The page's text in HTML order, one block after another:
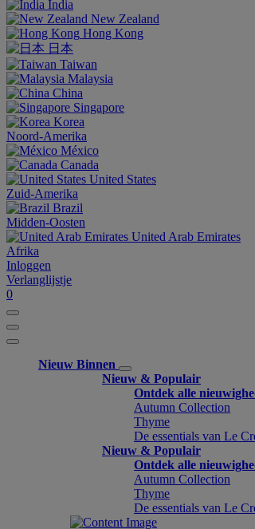
India
New Zealand
Hong Kong
日本
Taiwan
Malaysia
China
Singapore
Korea
Noord-Amerika
México
Canada
United States
Zuid-Amerika
Brazil
Midden-Oosten
United Arab Emirates
Afrika
Inloggen
Verlanglijstje
0
Nieuw Binnen
Nieuw & Populair
Ontdek alle
Autumn Collection
Thyme
De essentials van Le
Nieuw & Populair
Ontdek alle
Autumn Collection
Thyme
De essentials van Le